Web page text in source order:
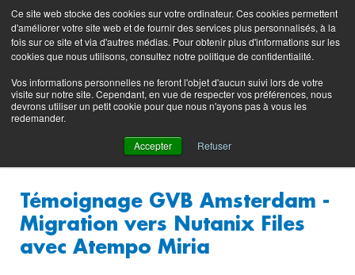
Ce site web stocke des cookies sur votre ordinateur. Ces cookies permettent
d'améliorer votre site web et de fournir des services plus personnalisés, à la
fois sur ce site et via d'autres médias. Pour obtenir plus d'informations sur les
cookies que nous utilisons, consultez notre politique de confidentialité.
Vos informations personnelles ne feront l'objet d'aucun suivi lors de votre
visite sur notre site. Cependant, en vue de respecter vos préférences, nous
devrons utiliser un petit cookie pour que nous n'ayons pas à vous les
redemander.
Accepter Refuser
Blog produit
Portail
support
(login)
EN FR
Témoignage GVB Amsterdam -
Migration vers Nutanix Files
avec Atempo Miria